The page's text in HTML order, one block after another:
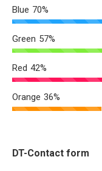
Blue 70%
Green 57%
Red 42%
Orange 36%
DT-Contact form